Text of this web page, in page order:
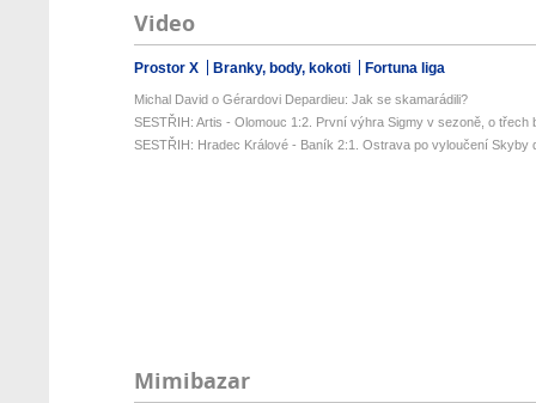
Video
Prostor X Branky, body, kokoti Fortuna liga
Michal David o Gérardovi Depardieu: Jak se skamarádili?
SESTŘIH: Artis - Olomouc 1:2. První výhra Sigmy v sezoně, o třech
SESTŘIH: Hradec Králové - Baník 2:1. Ostrava po vyloučení Skyby
Mimibazar